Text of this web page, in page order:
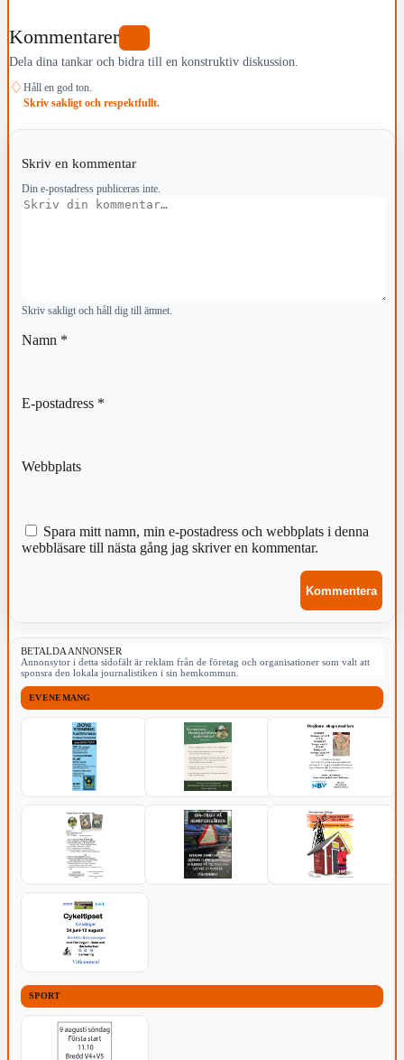
Kommentarer
Dela dina tankar och bidra till en konstruktiv diskussion.
♢ Håll en god ton.
Skriv sakligt och respektfullt.
Skriv en kommentar
Din e-postadress publiceras inte.
Kommentar
Skriv sakligt och håll dig till ämnet.
Namn *
E-postadress *
Webbplats
Spara mitt namn, min e-postadress och webbplats i denna
webbläsare till nästa gång jag skriver en kommentar.
BETALDA ANNONSER
Annonsytor i detta sidofält är reklam från de företag och organisationer som valt att
sponsra den lokala journalistiken i sin hemkommun.
EVENEMANG
SPORT